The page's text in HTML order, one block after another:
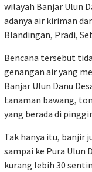
wilayah Banjar Ulun
adanya air kiriman
Blandingan, Pradi,
Bencana tersebut
genangan air yang
Banjar Ulun Danu
tanaman bawang,
yang berada di
Tak hanya itu, banjir
sampai ke Pura Ulun
kurang lebih 30